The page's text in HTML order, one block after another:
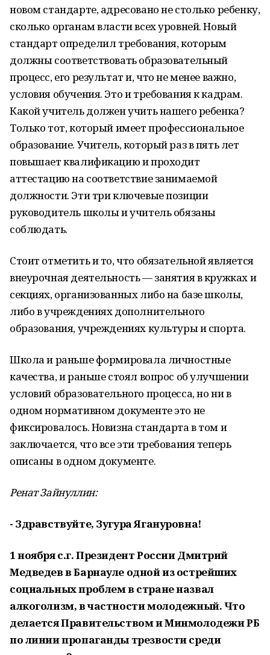
новом стандарте, адресовано не столько ребенку,
сколько органам власти всех уровней. Новый
стандарт определил требования, которым
должны соответствовать образовательный
процесс, его результат и, что не менее важно,
условия обучения. Это и требования к кадрам.
Какой учитель должен учить нашего ребенка?
Только тот, который имеет профессиональное
образование. Учитель, который раз в пять лет
повышает квалификацию и проходит
аттестацию на соответствие занимаемой
должности. Эти три ключевые позиции
руководитель школы и учитель обязаны
соблюдать.
Стоит отметить и то, что обязательной является
внеурочная деятельность — занятия в кружках и
секциях, организованных либо на базе школы,
либо в учреждениях дополнительного
образования, учреждениях культуры и спорта.
Школа и раньше формировала личностные
качества, и раньше стоял вопрос об улучшении
условий образовательного процесса, но ни в
одном нормативном документе это не
фиксировалось. Новизна стандарта в том и
заключается, что все эти требования теперь
описаны в одном документе.
Ренат Зайнуллин:
- Здравствуйте, Зугура Ягануровна!
1 ноября с.г. Президент России Дмитрий
Медведев в Барнауле одной из острейших
социальных проблем в стране назвал
алкоголизм, в частности молодежный. Что
делается Правительством и Минмолодежи РБ
по линии пропаганды трезвости среди